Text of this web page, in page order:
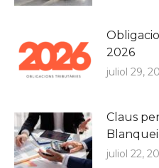
2026
juliol 29,
Claus
juliol 22,